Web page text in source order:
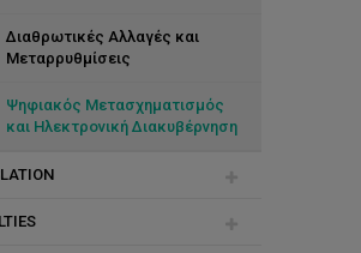
Διαθρωτικές Αλλαγές και
Μεταρρυθμίσεις
Ψηφιακός Μετασχηματισμός
και Ηλεκτρονική Διακυβέρνηση
Terms of Reference